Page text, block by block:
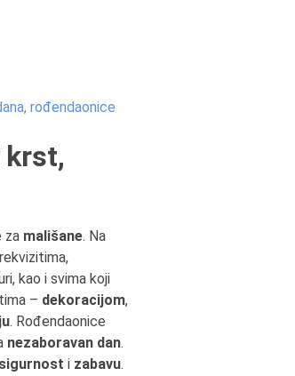
rođendaonice
krst,
za mališane. Na
kao i svima koji
– dekoracijom,
. Rođendaonice
nezaboravan dan.
sigurnost i zabavu.